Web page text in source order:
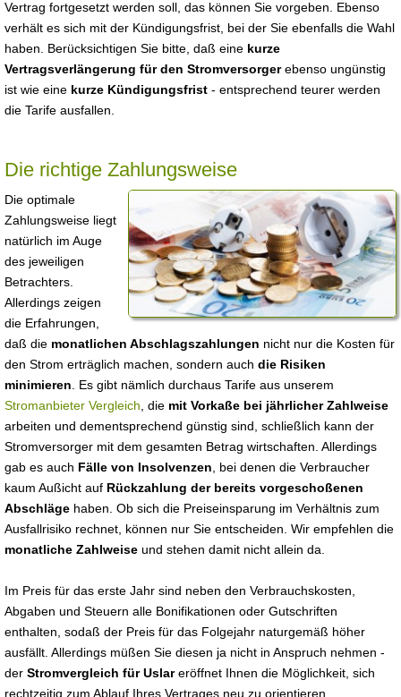
Vertrag fortgesetzt werden soll, das können Sie vorgeben. Ebenso
verhält es sich mit der Kündigungsfrist, bei der Sie ebenfalls die Wahl
haben. Berücksichtigen Sie bitte, daß eine kurze
Vertragsverlängerung für den Stromversorgerebenso ungünstig
ist wie eine kurze Kündigungsfrist - entsprechend teurer werden
die Tarife ausfallen.
Die richtige Zahlungsweise
Die optimale
Zahlungsweise liegt
natürlich im Auge
des jeweiligen
Betrachters.
Allerdings zeigen
die Erfahrungen,
daß die monatlichen Abschlagszahlungen nicht nur die Kosten für
den Strom erträglich machen, sondern auch die Risiken
minimieren . Es gibt nämlich durchaus Tarife aus unserem
Stromanbieter Vergleich , die mit Vorkaße bei jährlicher Zahlweise
arbeiten und dementsprechend günstig sind, schließlich kann der
Stromversorger mit dem gesamten Betrag wirtschaften. Allerdings
gab es auch Fälle von Insolvenzen , bei denen die Verbraucher
kaum Außicht auf Rückzahlung der bereits vorgeschoßenen
Abschläge haben. Ob sich die Preiseinsparung im Verhältnis zum
Ausfallrisiko rechnet, können nur Sie entscheiden. Wir empfehlen die
monatliche Zahlweise und stehen damit nicht allein da.
Im Preis für das erste Jahr sind neben den Verbrauchskosten,
Abgaben und Steuern alle Bonifikationen oder Gutschriften
enthalten, sodaß der Preis für das Folgejahr naturgemäß höher
ausfällt. Allerdings müßen Sie diesen ja nicht in Anspruch nehmen -
der Stromvergleich für Uslareröffnet Ihnen die Möglichkeit, sich
rechtzeitig zum Ablauf Ihres Vertrages neu zu orientieren.